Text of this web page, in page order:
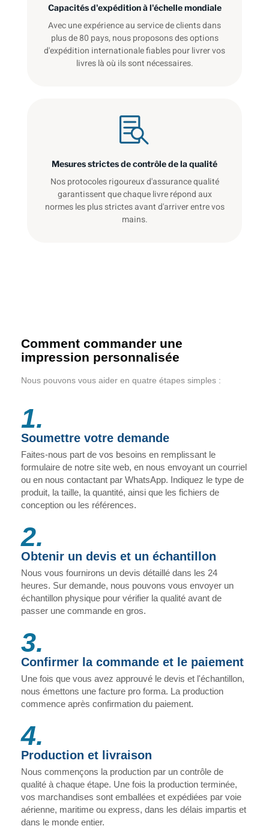
Capacités d'expédition à l'échelle mondiale
Avec une expérience au service de clients dans
plus de 80 pays, nous proposons des options
d'expédition internationale fiables pour livrer vos
livres là où ils sont nécessaires.
Mesures strictes de contrôle de la qualité
Nos protocoles rigoureux d'assurance qualité
garantissent que chaque livre répond aux
normes les plus strictes avant d'arriver entre vos
mains.
Comment commander une
impression personnalisée
Nous pouvons vous aider en quatre étapes simples :
1.
Soumettre votre demande
Faites-nous part de vos besoins en remplissant le
formulaire de notre site web, en nous envoyant un courriel
ou en nous contactant par WhatsApp. Indiquez le type de
produit, la taille, la quantité, ainsi que les fichiers de
conception ou les références.
2.
Obtenir un devis et un échantillon
Nous vous fournirons un devis détaillé dans les 24
heures. Sur demande, nous pouvons vous envoyer un
échantillon physique pour vérifier la qualité avant de
passer une commande en gros.
3.
Confirmer la commande et le paiement
Une fois que vous avez approuvé le devis et l'échantillon,
nous émettons une facture pro forma. La production
commence après confirmation du paiement.
4.
Production et livraison
Nous commençons la production par un contrôle de
qualité à chaque étape. Une fois la production terminée,
vos marchandises sont emballées et expédiées par voie
aérienne, maritime ou express, dans les délais impartis et
dans le monde entier.